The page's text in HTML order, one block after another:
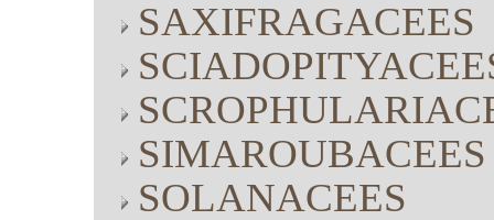
SAXIFRAGACEES
SIMAROUBACEES
SOLANACEES